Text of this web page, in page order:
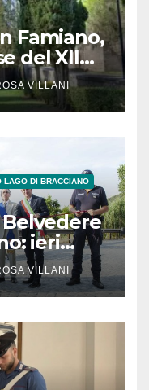
Famiano,
del XII
VILLANI
LAGO DI BRACCIANO
Belvedere
ieri
VILLANI